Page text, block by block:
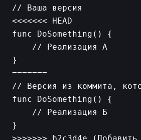
// Ваша версия
<<<<<<< HEAD
func DoSomething() {
    // Реализация А
}
=======
// Версия из коммита,
func DoSomething() {
    // Реализация Б
}